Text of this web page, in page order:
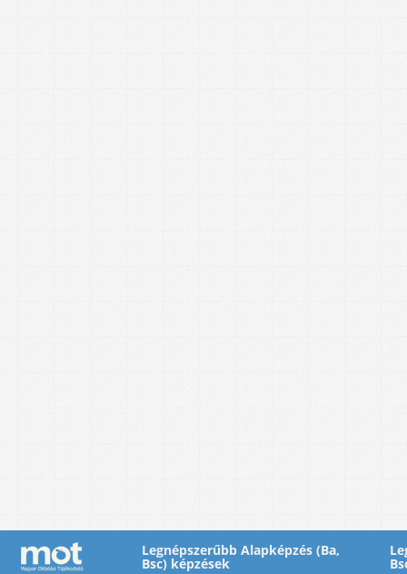
Legnépszerűbb Alapképzés (Ba,
Bsc) képzések